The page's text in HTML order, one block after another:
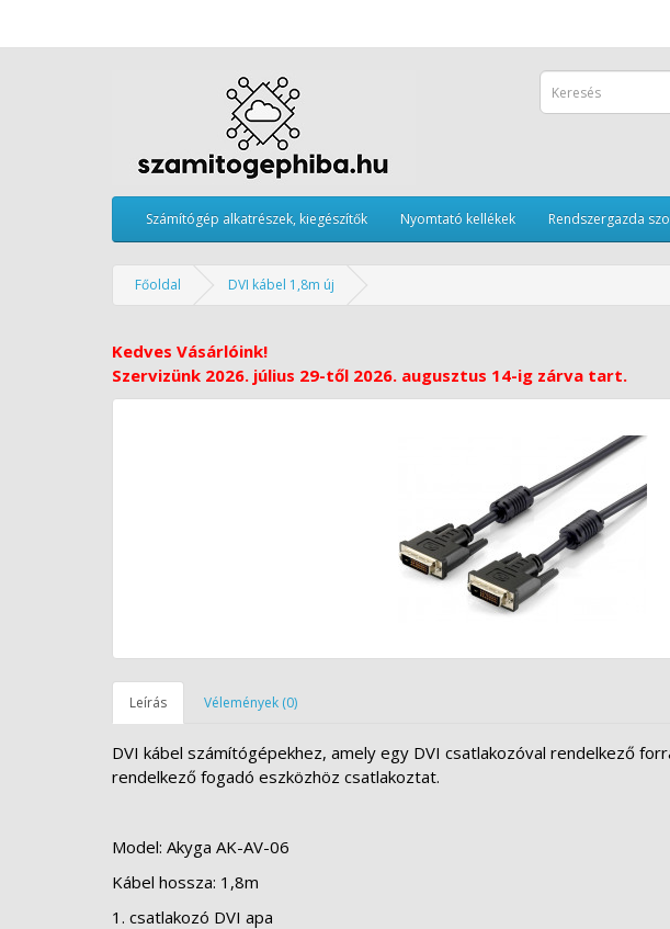
Számítógép alkatrészek, kiegészítők Nyomtató kellékek Rendszergazda
Főoldal DVI kábel 1,8m új
Kedves Vásárlóink!
Szervizünk 2026. július 29-től 2026. augusztus 14-ig zárva tart.
Leírás Vélemények (0)
DVI kábel számítógépekhez, amely egy DVI csatlakozóval rendelkező
rendelkező fogadó eszközhöz csatlakoztat.
Model: Akyga AK-AV-06
Kábel hossza: 1,8m
1. csatlakozó DVI apa